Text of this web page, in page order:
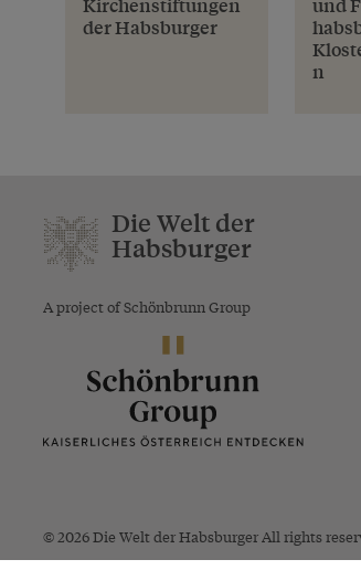
der Habsburger
n
Die Welt der
Habsburger
A project of Schönbrunn Group
© 2026 Die Welt der Habsburger All rights